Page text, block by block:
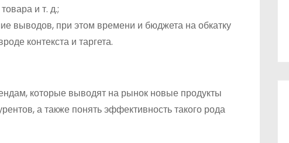
и т. д.;
выводов, при этом времени и бюджета на обкатку
контекста и таргета.
которые выводят на рынок новые продукты
а также понять эффективность такого рода